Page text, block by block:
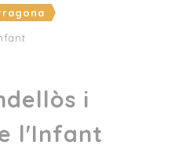
i
l'Infant